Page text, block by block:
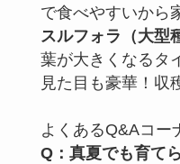
で食べやすいから
スルフォラ（大型
葉が大きくなるタ
見た目も豪華！収
よくあるQ&Aコー
Q：真夏でも育て